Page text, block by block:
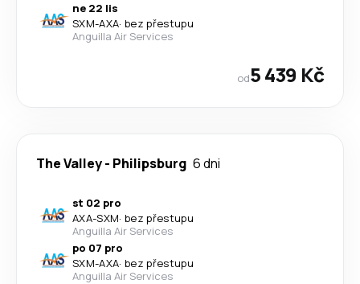
ne 22 lis
SXM-AXA· bez přestupu
Anguilla Air Services
od5 439 Kč
The Valley- Philipsburg 6 dni
st 02 pro
AXA-SXM· bez přestupu
Anguilla Air Services
po 07 pro
SXM-AXA· bez přestupu
Anguilla Air Services